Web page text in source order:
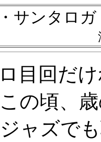
サンタロ
目回だ
の頃、
ャズで